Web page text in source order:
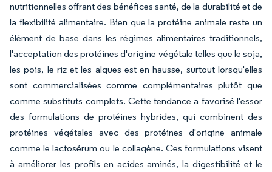
nutritionnelles offrant des bénéfices santé, de la durabilité et de
la flexibilité alimentaire. Bien que la protéine animale reste un
élément de base dans les régimes alimentaires traditionnels,
l'acceptation des protéines d'origine végétale telles que le soja,
les pois, le riz et les algues est en hausse, surtout lorsqu'elles
sont commercialisées comme complémentaires plutôt que
comme substituts complets. Cette tendance a favorisé l'essor
des formulations de protéines hybrides, qui combinent des
protéines végétales avec des protéines d'origine animale
comme le lactosérum ou le collagène. Ces formulations visent
à améliorer les profils en acides aminés, la digestibilité et le